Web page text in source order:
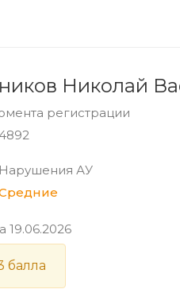
Николай
регистрации
Нарушения АУ
19.06.2026
балла